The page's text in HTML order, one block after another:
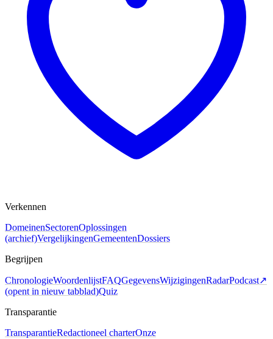
Verkennen
DomeinenSectorenOplossingen
(archief)VergelijkingenGemeentenDossiers
Begrijpen
ChronologieWoordenlijstFAQGegevensWijzigingenRadarPodcast↗
(opent in nieuw tabblad)Quiz
Transparantie
TransparantieRedactioneel charterOnze